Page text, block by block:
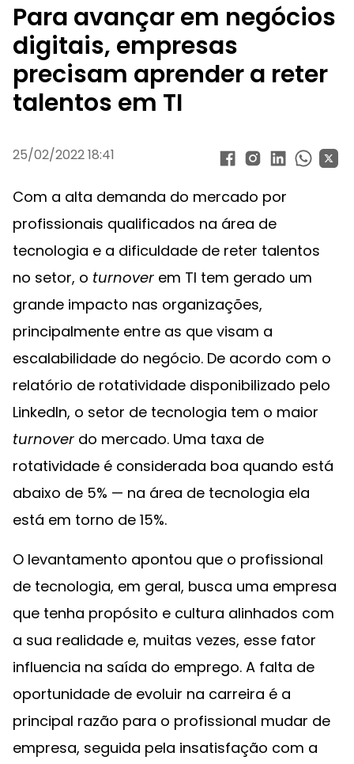
Para avançar em negócios
digitais, empresas
precisam aprender a reter
talentos em TI
25/02/2022 18:41
Com a alta demanda do mercado por
profissionais qualificados na área de
tecnologia e a dificuldade de reter talentos
no setor, o turnover em TI tem gerado um
grande impacto nas organizações,
principalmente entre as que visam a
escalabilidade do negócio. De acordo com o
relatório de rotatividade disponibilizado pelo
LinkedIn, o setor de tecnologia tem o maior
turnover do mercado. Uma taxa de
rotatividade é considerada boa quando está
abaixo de 5% — na área de tecnologia ela
está em torno de 15%.
O levantamento apontou que o profissional
de tecnologia, em geral, busca uma empresa
que tenha propósito e cultura alinhados com
a sua realidade e, muitas vezes, esse fator
influencia na saída do emprego. A falta de
oportunidade de evoluir na carreira é a
principal razão para o profissional mudar de
empresa, seguida pela insatisfação com a